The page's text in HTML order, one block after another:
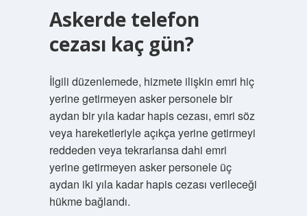
Askerde telefon
cezası kaç gün?
İlgili düzenlemede, hizmete ilişkin emri hiç
yerine getirmeyen asker personele bir
aydan bir yıla kadar hapis cezası, emri söz
veya hareketleriyle açıkça yerine getirmeyi
reddeden veya tekrarlansa dahi emri
yerine getirmeyen asker personele üç
aydan iki yıla kadar hapis cezası verileceği
hükme bağlandı.